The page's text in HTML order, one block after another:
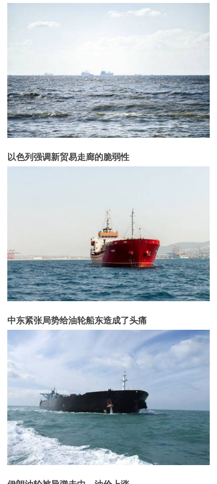
以色列强调新贸易走廊的脆弱性
中东紧张局势给油轮船东造成了头痛